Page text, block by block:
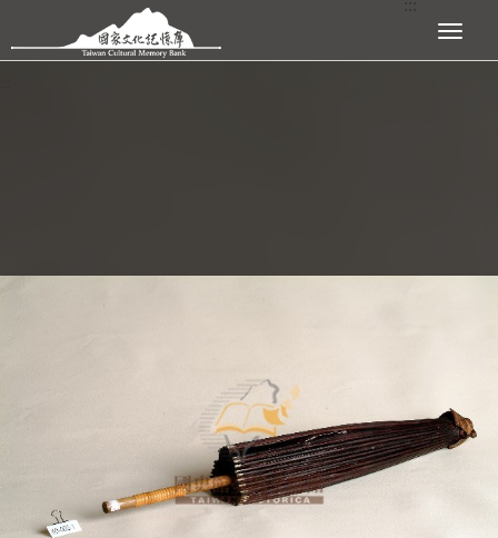
跳到主要內容區塊 展開選單